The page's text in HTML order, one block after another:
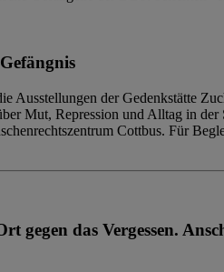
Ausstellungen der Gedenkstätte
Mut, Repression und Alltag in
Cottbus. Für
gegen das Vergessen.